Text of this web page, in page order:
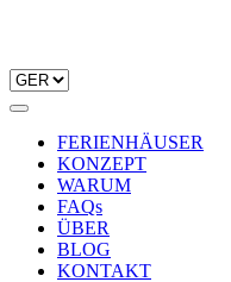
FERIENHÄUSER
KONZEPT
WARUM
FAQs
ÜBER
BLOG
KONTAKT